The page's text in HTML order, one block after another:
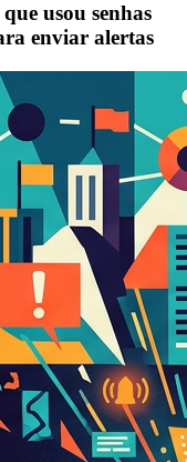
usou senhas
enviar alertas